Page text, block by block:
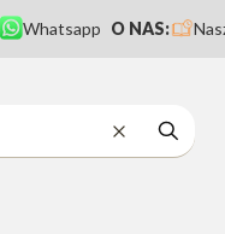
Whatsapp O NAS:
WyczyśćSzukaj